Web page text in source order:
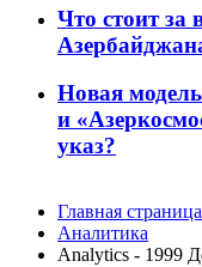
Что стоит
Новая
и
указ?
Главная страница
Аналитика
Analytics - 1999